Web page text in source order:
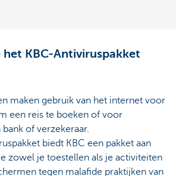
het KBC-Antiviruspakket
maken gebruik van het internet voor
een reis te boeken of voor
of verzekeraar.
biedt KBC een pakket aan
zowel je toestellen als je activiteiten
tegen malafide praktijken van